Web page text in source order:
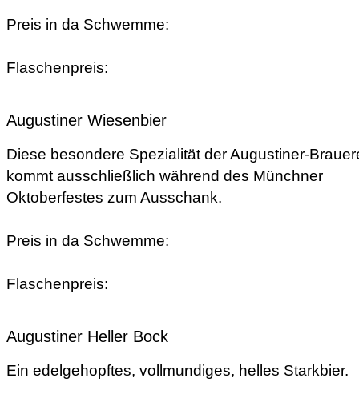
Preis in da Schwemme:
Flaschenpreis:
Augustiner Wiesenbier
Diese besondere Spezialität der Augustiner-
kommt ausschließlich während des Münchner
Oktoberfestes zum Ausschank.
Preis in da Schwemme:
Flaschenpreis:
Augustiner Heller Bock
Ein edelgehopftes, vollmundiges, helles Starkbier.